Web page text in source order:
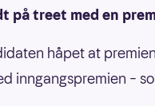
på treet med en
håpet at
inngangspremien –